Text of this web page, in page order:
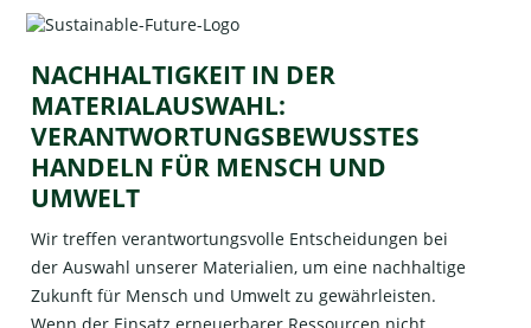
NACHHALTIGKEIT IN DER
MATERIALAUSWAHL:
VERANTWORTUNGSBEWUSSTES
HANDELN FÜR MENSCH UND
UMWELT
Wir treffen verantwortungsvolle Entscheidungen bei
der Auswahl unserer Materialien, um eine nachhaltige
Zukunft für Mensch und Umwelt zu gewährleisten.
Wenn der Einsatz erneuerbarer Ressourcen nicht